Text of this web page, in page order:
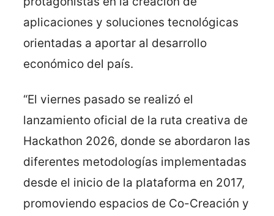
aplicaciones y soluciones tecnológicas
orientadas a aportar al desarrollo
económico del país.
“El viernes pasado se realizó el
lanzamiento oficial de la ruta creativa de
Hackathon 2026, donde se abordaron las
diferentes metodologías implementadas
desde el inicio de la plataforma en 2017,
promoviendo espacios de Co-Creación y